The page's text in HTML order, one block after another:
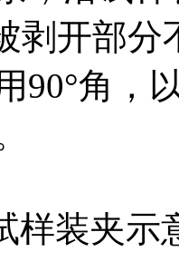
剥开部
90°角，
样装夹示